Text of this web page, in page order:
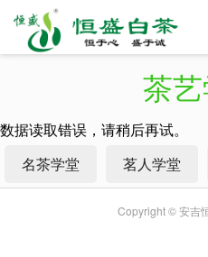
茶
数据读取错误，请稍后再试。
名茶学堂
茗人学堂
Copyright © 安吉